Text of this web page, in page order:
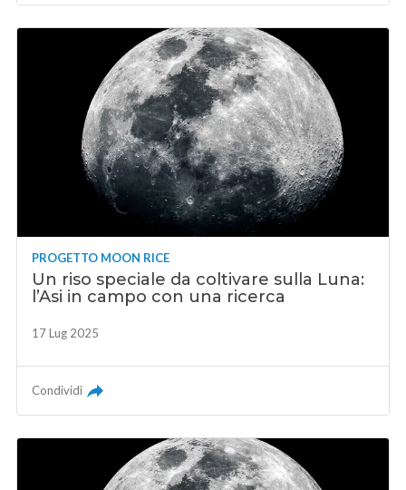
PROGETTO MOON RICE
Un riso speciale da coltivare sulla Luna:
l’Asi in campo con una ricerca
17 Lug 2025
Condividi